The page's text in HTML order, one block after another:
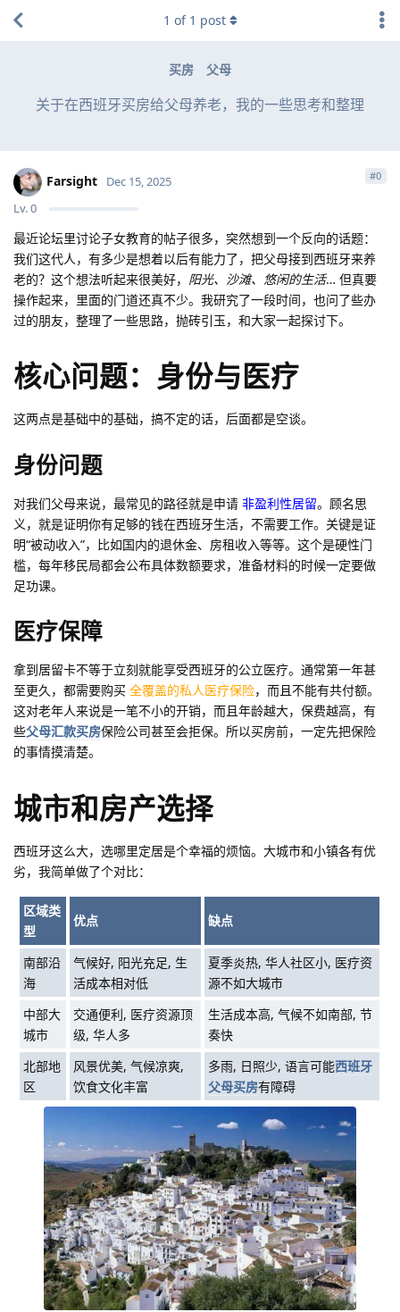
买房 父母
关于在西班牙买房给父母养老，我的一些思考和整理
1 of 1 post
Farsight
Lv.0
Dec 15, 2025 #0
最近论坛里讨论子女教育的帖子很多，突然想到一个反向的话题：
我们这代人，有多少是想着以后有能力了，把父母接到西班牙来养
老的？这个想法听起来很美好， 阳光、沙滩、悠闲的生活… 但真要
操作起来，里面的门道还真不少。我研究了一段时间，也问了些办
过的朋友，整理了一些思路，抛砖引玉，和大家一起探讨下。
核心问题：身份与医疗
这两点是基础中的基础，搞不定的话，后面都是空谈。
身份问题
对我们父母来说，最常见的路径就是申请 非盈利性居留。顾名思
义，就是证明你有足够的钱在西班牙生活，不需要工作。关键是证
明“被动收入”，比如国内的退休金、房租收入等等。这个是硬性门
槛，每年移民局都会公布具体数额要求，准备材料的时候一定要做
足功课。
医疗保障
拿到居留卡不等于立刻就能享受西班牙的公立医疗。通常第一年甚
至更久，都需要购买 全覆盖的私人医疗保险，而且不能有共付额。
这对老年人来说是一笔不小的开销，而且年龄越大，保费越高，有
些父母汇款买房保险公司甚至会拒保。所以买房前，一定先把保险
的事情摸清楚。
城市和房产选择
西班牙这么大，选哪里定居是个幸福的烦恼。大城市和小镇各有优
劣，我简单做了个对比：
区域类
型
优点 缺点
南部沿
海
气候好, 阳光充足, 生
活成本相对低
夏季炎热, 华人社区小, 医疗资
源不如大城市
中部大
城市
交通便利, 医疗资源顶
级, 华人多
生活成本高, 气候不如南部, 节
奏快
北部地
区
风景优美, 气候凉爽,
饮食文化丰富
多雨, 日照少, 语言可能西班牙
父母买房有障碍